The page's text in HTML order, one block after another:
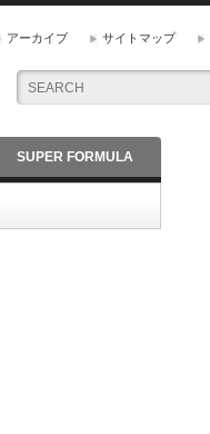
アーカイブ サイトマップ
SUPER FORMULA